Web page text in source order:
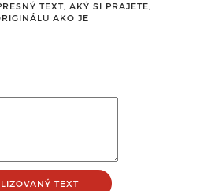
TEXT, AKÝ SI PRAJETE,
AKO JE
TEXT